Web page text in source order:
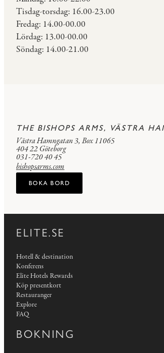
Tisdag-torsdag: 16.00-23.00
Fredag: 14.00-00.00
Lördag: 13.00-00.00
Söndag: 14.00-21.00
THE BISHOPS ARMS, VÄSTRA
Västra Hamngatan 3, Box 11065
404 22 Göteborg
031-720 40 45
bishopsarms.com
BOKA BORD
ELITE.SE
Hotell & destination
Konferens
Elite Hotels Rewards
Köp presentkort
Restauranger
Explore
FAQ
BOKNING